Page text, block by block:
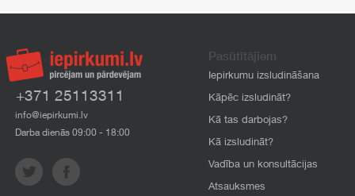
+371 25113311
info@iepirkumi.lv
Darba dienās 09:00 - 18:00
Pasūtītājiem
Iepirkumu izsludināšana
Kāpēc izsludināt?
Kā tas darbojas?
Kā izsludināt?
Vadība un konsultācijas
Atsauksmes